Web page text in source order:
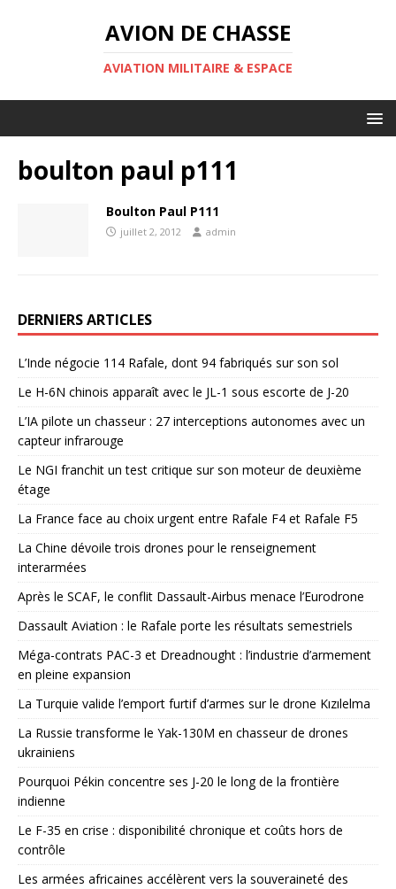
AVION DE CHASSE
AVIATION MILITAIRE & ESPACE
boulton paul p111
Boulton Paul P111
juillet 2, 2012 admin
DERNIERS ARTICLES
L’Inde négocie 114 Rafale, dont 94 fabriqués sur son sol
Le H-6N chinois apparaît avec le JL-1 sous escorte de J-20
L’IA pilote un chasseur : 27 interceptions autonomes avec un
capteur infrarouge
Le NGI franchit un test critique sur son moteur de deuxième
étage
La France face au choix urgent entre Rafale F4 et Rafale F5
La Chine dévoile trois drones pour le renseignement
interarmées
Après le SCAF, le conflit Dassault-Airbus menace l’Eurodrone
Dassault Aviation : le Rafale porte les résultats semestriels
Méga-contrats PAC-3 et Dreadnought : l’industrie d’armement
en pleine expansion
La Turquie valide l’emport furtif d’armes sur le drone Kızılelma
La Russie transforme le Yak-130M en chasseur de drones
ukrainiens
Pourquoi Pékin concentre ses J-20 le long de la frontière
indienne
Le F-35 en crise : disponibilité chronique et coûts hors de
contrôle
Les armées africaines accélèrent vers la souveraineté des